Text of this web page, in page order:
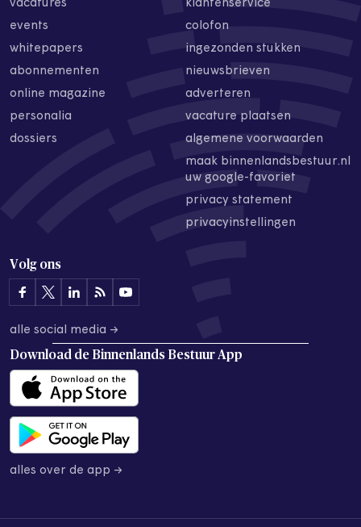
vacatures
events
whitepapers
abonnementen
online magazine
personalia
dossiers
klantenservice
colofon
ingezonden stukken
nieuwsbrieven
adverteren
vacature plaatsen
algemene voorwaarden
maak binnenlandsbestuur.nl
uw google-favoriet
privacy statement
privacyinstellingen
Volg ons
alle social media →
Download de Binnenlands Bestuur App
alles over de app →